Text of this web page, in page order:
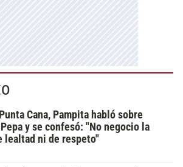
Cana, Pampita habló sobre
y se confesó: "No negocio la
lealtad ni de respeto"